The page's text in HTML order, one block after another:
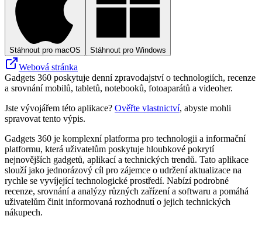
Stáhnout pro macOS Stáhnout pro Windows
Webová stránka
Gadgets 360 poskytuje denní zpravodajství o technologiích, recenze
a srovnání mobilů, tabletů, notebooků, fotoaparátů a videoher.
Jste vývojářem této aplikace? Ověřte vlastnictví, abyste mohli
spravovat tento výpis.
Gadgets 360 je komplexní platforma pro technologii a informační
platformu, která uživatelům poskytuje hloubkové pokrytí
nejnovějších gadgetů, aplikací a technických trendů. Tato aplikace
slouží jako jednorázový cíl pro zájemce o udržení aktualizace na
rychle se vyvíjející technologické prostředí. Nabízí podrobné
recenze, srovnání a analýzy různých zařízení a softwaru a pomáhá
uživatelům činit informovaná rozhodnutí o jejich technických
nákupech.